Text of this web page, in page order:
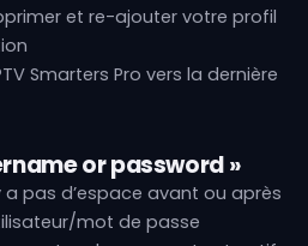
et re-ajouter votre profil
Smarters Pro vers la dernière
or password »
a pas d’espace avant ou après
mot de passe